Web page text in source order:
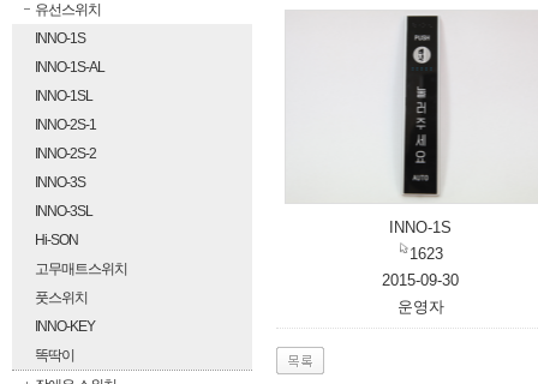
유선스위치
INNO-1S
INNO-1S-AL
INNO-1SL
INNO-2S-1
INNO-2S-2
INNO-3S
INNO-3SL
Hi-SON
고무매트스위치
풋스위치
INNO-KEY
똑딱이
INNO-1S
1623
2015-09-30
운영자